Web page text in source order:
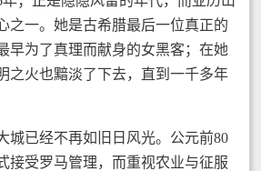
之一。她是古希腊最后一位真正的
早为了真理而献身的女黑客；在她
之火也黯淡了下去，直到一千多年
城已经不再如旧日风光。公元前80
接受罗马管理，而重视农业与征服